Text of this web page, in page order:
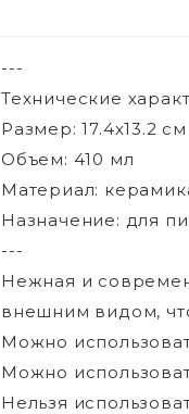
---
Технические
Размер: 17.4х13.2 см
Объем: 410 мл
Материал:
Назначение: для
---
Нежная и
внешним видом,
Можно
Можно
Нельзя